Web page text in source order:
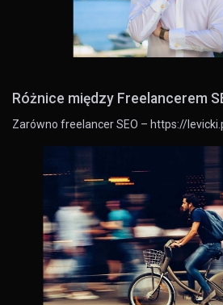
Różnice między Freelancerem
Zarówno freelancer SEO – https://